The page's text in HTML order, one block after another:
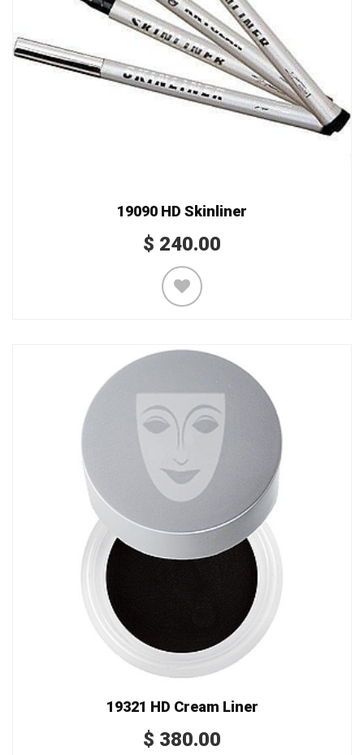
19090 HD Skinliner
$ 240.00
19321 HD Cream Liner
$ 380.00